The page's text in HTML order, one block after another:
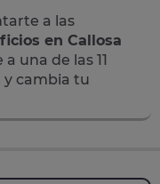
a las
en Callosa
a una de las 11
y cambia tu